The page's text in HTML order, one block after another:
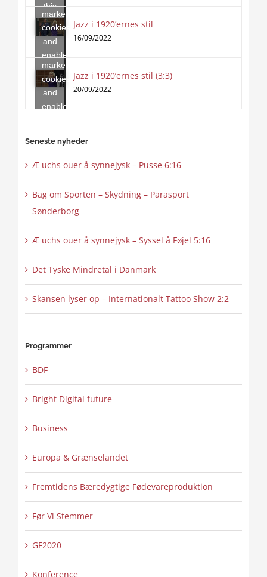
this
content
marketing
cookies
and
enable
this
content
Jazz i 1920’ernes stil
16/09/2022
Click
to
accept
marketing
cookies
and
enable
Jazz i 1920’ernes stil (3:3)
20/09/2022
Seneste nyheder
Æ uchs ouer å synnejysk – Pusse 6:16
Bag om Sporten – Skydning – Parasport
Sønderborg
Æ uchs ouer å synnejysk – Syssel å Føjel 5:16
Det Tyske Mindretal i Danmark
Skansen lyser op – Internationalt Tattoo Show 2:2
Programmer
BDF
Bright Digital future
Business
Europa & Grænselandet
Fremtidens Bæredygtige Fødevareproduktion
Før Vi Stemmer
GF2020
Konference